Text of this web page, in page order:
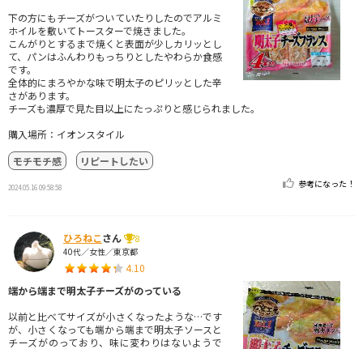
下の方にもチーズがついていたりしたのでアルミ
ホイルを敷いてトースターで焼きました。
こんがりとするまで焼くと表面が少しカリッとし
て、パンはふんわりもっちりとしたやわらか食感
です。
全体的にまろやかな味で明太子のピリッとした辛
さがあります。
チーズも濃厚で見た目以上にたっぷりと感じられました。
購入場所：イオンスタイル
モチモチ感
リピートしたい
2024.05.16 09:58:58 参考になった！
ひろねこさん
8
40代／女性／東京都
4.10
端から端まで明太子チーズがのっている
以前と比べてサイズが小さくなったような…です
が、小さくなっても端から端まで明太子ソースと
チーズがのっており、味に変わりはないようで